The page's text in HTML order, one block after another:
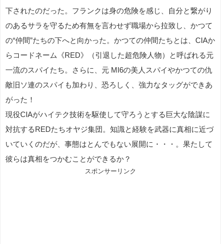
下されたのだった。フランクは身の危険を感じ、自分と繋がり
のあるサラを守るため有無を言わせず職場から拉致し、かつて
の“仲間”たちの下へと向かった。かつての仲間たちとは、CIAか
らコードネーム《RED》（引退した超危険人物）と呼ばれる元
一流のスパイたち。さらに、元 MI6の美人スパイやかつての仇
敵旧ソ連のスパイも加わり、恐ろしく、強力なタッグができあ
がった！
現役CIAがハイテク技術を駆使して守ろうとする巨大な陰謀に
対抗するREDたちオヤジ集団。知識と経験を武器に真相に近づ
いていくのだが、事態はとんでもない展開に・・・。果たして
彼らは真相をつかむことができるか？
スポンサーリンク